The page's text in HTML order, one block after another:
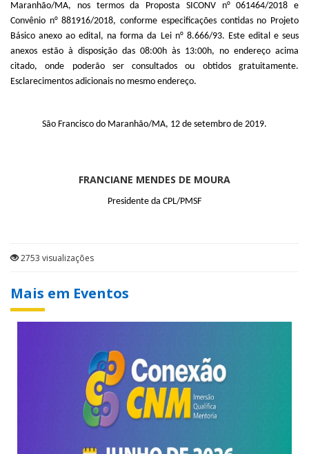
Maranhão/MA, nos termos da Proposta SICONV n° 061464/2018 e
Convênio n° 881916/2018, conforme especificações contidas no Projeto
Básico anexo ao edital, na forma da Lei n° 8.666/93. Este edital e seus
anexos estão à disposição das 08:00h às 13:00h, no endereço acima
citado, onde poderão ser consultados ou obtidos gratuitamente.
Esclarecimentos adicionais no mesmo endereço.
São Francisco do Maranhão/MA, 12 de setembro de 2019.
FRANCIANE MENDES DE MOURA
Presidente da CPL/PMSF
2753 visualizações
Mais em Eventos